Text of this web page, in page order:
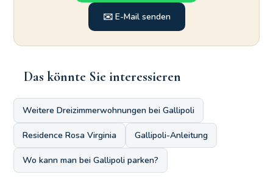
✉️ E-Mail senden
Das könnte Sie interessieren
Weitere Dreizimmerwohnungen bei Gallipoli
Residence Rosa Virginia Gallipoli-Anleitung
Wo kann man bei Gallipoli parken?